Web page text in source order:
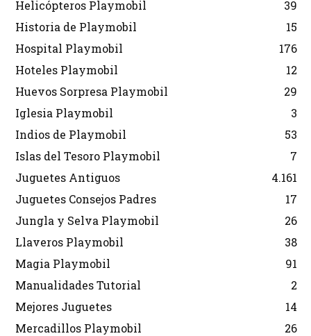
Helicópteros Playmobil
39
Historia de Playmobil
15
Hospital Playmobil
176
Hoteles Playmobil
12
Huevos Sorpresa Playmobil
29
Iglesia Playmobil
3
Indios de Playmobil
53
Islas del Tesoro Playmobil
7
Juguetes Antiguos
4.161
Juguetes Consejos Padres
17
Jungla y Selva Playmobil
26
Llaveros Playmobil
38
Magia Playmobil
91
Manualidades Tutorial
2
Mejores Juguetes
14
Mercadillos Playmobil
26